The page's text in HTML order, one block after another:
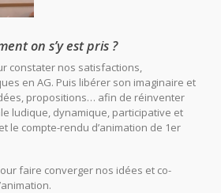
on s’y est pris ?
constater nos satisfactions,
en AG. Puis libérer son imaginaire et
propositions… afin de réinventer
ludique, dynamique, participative et
le compte-rendu d’animation de 1er
faire converger nos idées et co-